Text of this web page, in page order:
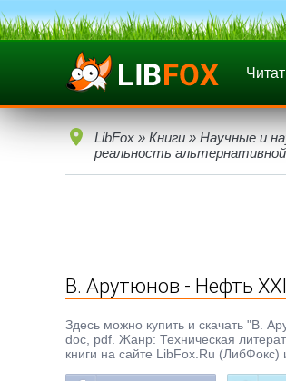
LibFox » Книги » Научные и
реальность
В. Арутюнов - Нефть
Здесь можно купить и скачать "В.
doc, pdf. Жанр: Техническая
книги на сайте LibFox.Ru (ЛибФокс)